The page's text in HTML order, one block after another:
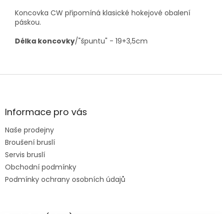
Koncovka CW připomíná klasické hokejové obalení
páskou.
Délka koncovky/"špuntu" - 19+3,5cm
Z
aInformace pro vás
Naše prodejny
Broušení bruslí
Servis bruslí
Obchodní podmínky
Podmínky ochrany osobních údajů